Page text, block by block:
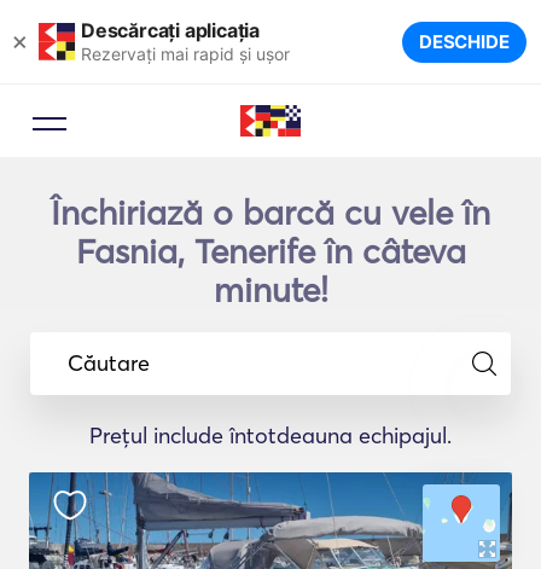
× Descărcați aplicația
Rezervați mai rapid și ușor DESCHIDE
Închiriază o barcă cu vele în
Fasnia, Tenerife în câteva
minute!
Căutare
Prețul include întotdeauna echipajul.